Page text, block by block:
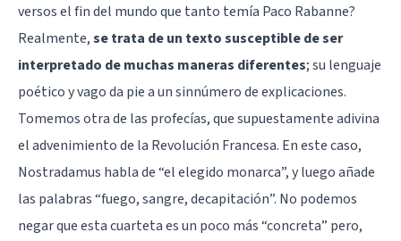
versos el fin del mundo que tanto temía Paco Rabanne?
Realmente,se trata de un texto susceptible de ser
interpretado de muchas maneras diferentes; su lenguaje
poético y vago da pie a un sinnúmero de explicaciones.
Tomemos otra de las profecías, que supuestamente adivina
el advenimiento de la Revolución Francesa. En este caso,
Nostradamus habla de “el elegido monarca”, y luego añade
las palabras “fuego, sangre, decapitación”. No podemos
negar que esta cuarteta es un poco más “concreta” pero,